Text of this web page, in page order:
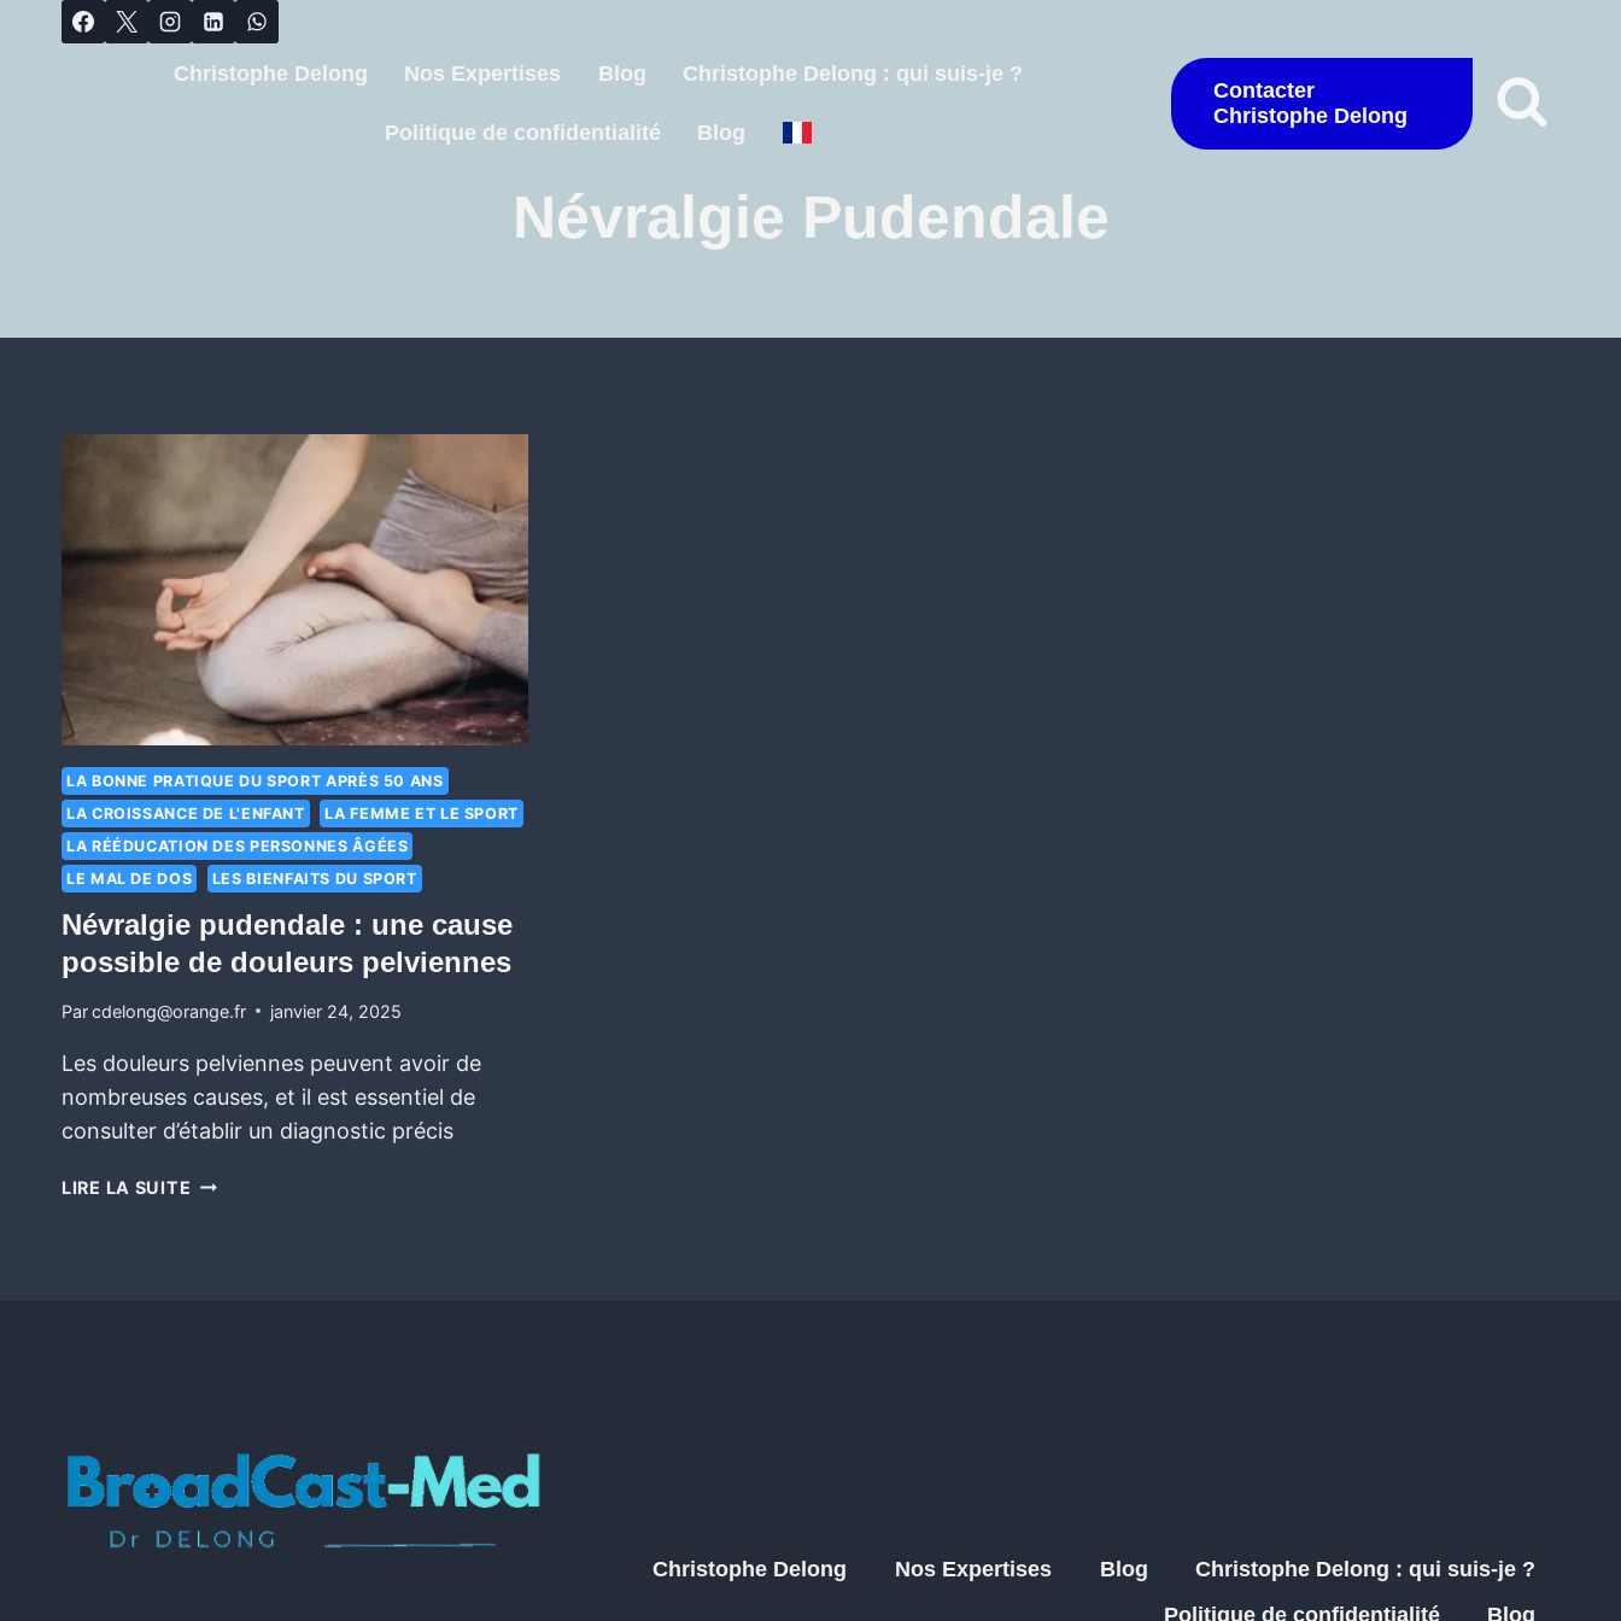
Christophe Delong Nos Expertises Blog Christophe Delong : qui suis-je ?
Politique de confidentialité Blog
Contacter
Christophe Delong
Névralgie Pudendale
LA BONNE PRATIQUE DU SPORT APRÈS 50 ANS
LA CROISSANCE DE L'ENFANT
LA FEMME ET LE SPORT
LA RÉÉDUCATION DES PERSONNES ÂGÉES
LE MAL DE DOS
LES BIENFAITS DU SPORT
Névralgie pudendale : une cause
possible de douleurs pelviennes
Parcdelong@orange.fr janvier 24, 2025
Les douleurs pelviennes peuvent avoir de
nombreuses causes, et il est essentiel de
consulter d’établir un diagnostic précis
LIRE LA SUITE
Christophe Delong Nos Expertises Blog
Christophe Delong : qui suis-je ?
Politique de confidentialité
Blog